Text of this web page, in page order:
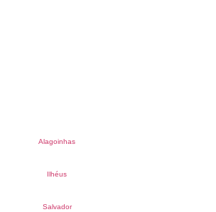
Alagoinhas
Ilhéus
Salvador